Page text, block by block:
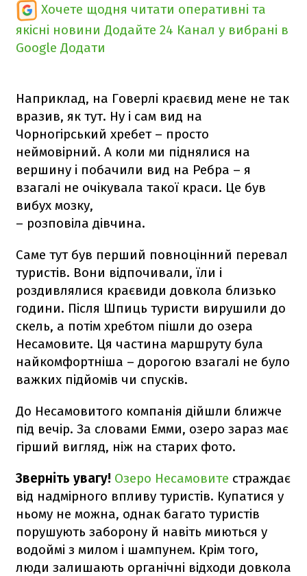
Хочете щодня читати оперативні та
якісні новини Додайте 24 Канал у вибрані в
Google Додати
Наприклад, на Говерлі краєвид мене не так
вразив, як тут. Ну і сам вид на
Чорногірський хребет – просто
неймовірний. А коли ми піднялися на
вершину і побачили вид на Ребра – я
взагалі не очікувала такої краси. Це був
вибух мозку,
– розповіла дівчина.
Саме тут був перший повноцінний перевал
туристів. Вони відпочивали, їли і
роздивлялися краєвиди довкола близько
години. Після Шпиць туристи вирушили до
скель, а потім хребтом пішли до озера
Несамовите. Ця частина маршруту була
найкомфортніша – дорогою взагалі не було
важких підйомів чи спусків.
До Несамовитого компанія дійшли ближче
під вечір. За словами Емми, озеро зараз має
гірший вигляд, ніж на старих фото.
Зверніть увагу! Озеро Несамовите страждає
від надмірного впливу туристів. Купатися у
ньому не можна, однак багато туристів
порушують заборону й навіть миються у
водоймі з милом і шампунем. Крім того,
люди залишають органічні відходи довкола